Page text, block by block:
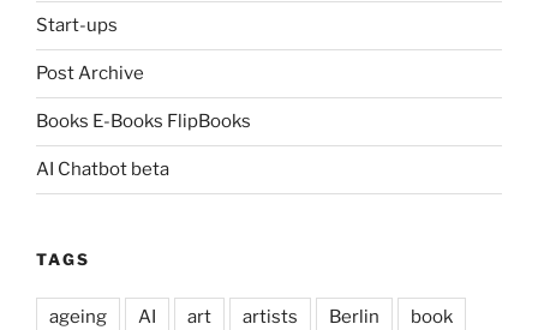
Start-ups
Post Archive
Books E-Books FlipBooks
AI Chatbot beta
TAGS
ageing AI art artists Berlin book